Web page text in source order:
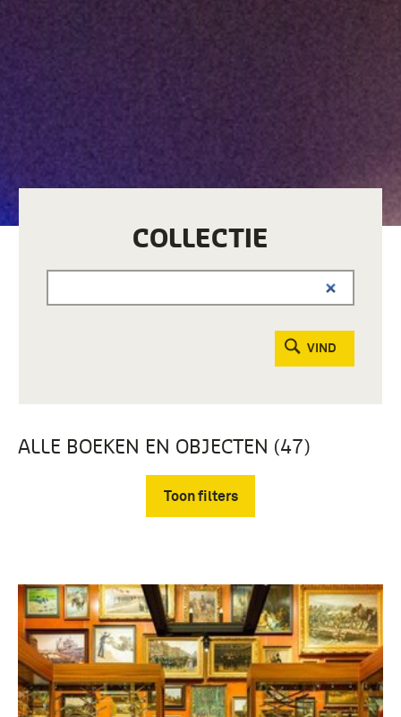
COLLECTIE
VIND
ALLE BOEKEN EN OBJECTEN (47)
Toon filters
Tweede Wereldoorlog (1939-1945) (47)